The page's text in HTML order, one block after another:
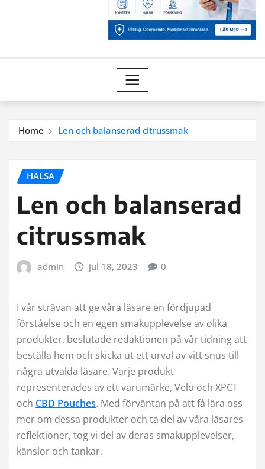
Home Len och balanserad citrussmak
HÄLSA
Len och balanserad
citrussmak
admin jul 18, 2023 0
I vår strävan att ge våra läsare en fördjupad
förståelse och en egen smakupplevelse av olika
produkter, beslutade redaktionen på vår tidning att
beställa hem och skicka ut ett urval av vitt snus till
några utvalda läsare. Varje produkt
representerades av ett varumärke, Velo och XPCT
och CBD Pouches. Med förväntan på att få lära oss
mer om dessa produkter och ta del av våra läsares
reflektioner, tog vi del av deras smakupplevelser,
känslor och tankar.